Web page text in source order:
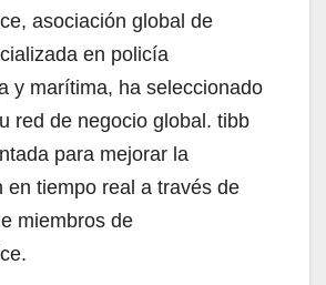
asociación global de
en policía
y marítima, ha seleccionado
red de negocio global. tibb
para mejorar la
en tiempo real a través de
miembros de